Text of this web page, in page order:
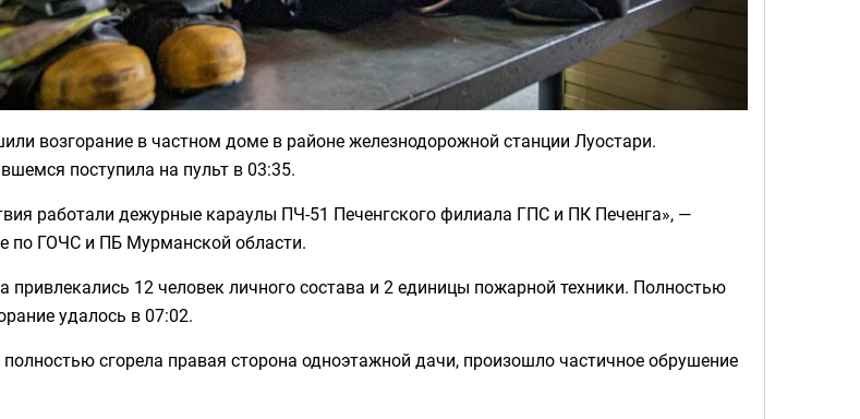
возгорание в частном доме в районе железнодорожной станции Луостари.
поступила на пульт в 03:35.
работали дежурные караулы ПЧ-51 Печенгского филиала ГПС и ПК Печенга», —
по ГОЧС и ПБ Мурманской области.
привлекались 12 человек личного состава и 2 единицы пожарной техники. Полностью
удалось в 07:02.
полностью сгорела правая сторона одноэтажной дачи, произошло частичное обрушение